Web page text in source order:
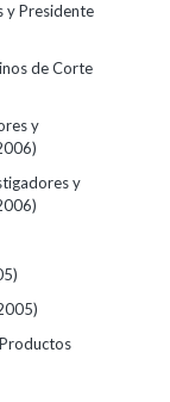
y Presidente
de Corte
y
y